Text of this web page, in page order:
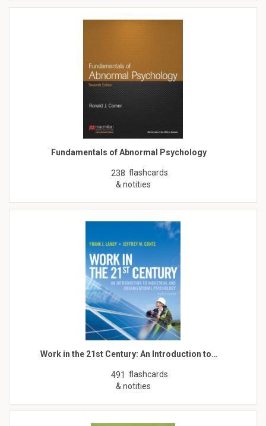
Fundamentals of Abnormal Psychology
238 flashcards
& notities
Work in the 21st Century: An Introduction to…
491 flashcards
& notities